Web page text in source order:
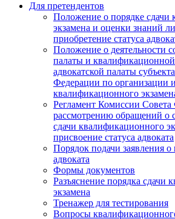
Для претендентов
Положение о порядке сдачи
экзамена и оценки знаний
приобретение статуса
Положение о деятельности
палаты и
адвокатской палаты
Федерации по организации
квалификационного
Регламент Комиссии
рассмотрению обращений о
сдачи квалификационного
присвоение статуса адвоката
Порядок подачи заявления о
адвоката
Формы документов
Разъяснение порядка сдачи
экзамена
Тренажер для тестирования
Вопросы